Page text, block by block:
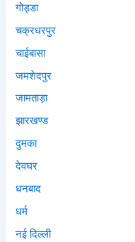
गोड्डा
चक्रधरपुर
चाईबासा
जमशेदपुर
जामताड़ा
झारखण्ड
दुमका
देवघर
धनबाद
धर्म
नई दिल्ली